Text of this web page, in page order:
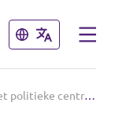
Sluiten
Sluiten
Volt biedt nieuw alternatief in het politieke centrum